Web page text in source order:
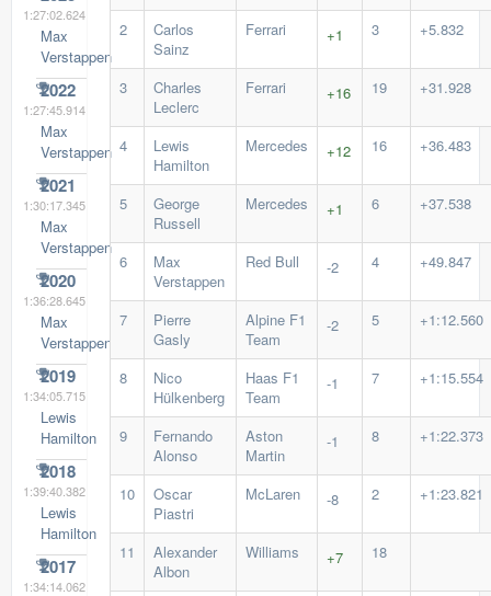
1:27:02.624
Max
Verstappen
2022
1:27:45.914
Max
Verstappen
2021
1:30:17.345
Max
Verstappen
2020
1:36:28.645
Max
Verstappen
2019
1:34:05.715
Lewis
Hamilton
2018
1:39:40.382
Lewis
Hamilton
2017
1:34:14.062
2
Carlos
Sainz
Ferrari +1 3 +5.832
3
Charles
Leclerc
Ferrari +16 19 +31.928
4
Lewis
Hamilton
Mercedes +12 16 +36.483
5
George
Russell
Mercedes +1 6 +37.538
6
Max
Verstappen
Red Bull -2 4 +49.847
7
Pierre
Gasly
Alpine F1
Team
-2 5 +1:12.560
8
Nico
Hülkenberg
Haas F1
Team
-1 7 +1:15.554
9
Fernando
Alonso
Aston
Martin
-1 8 +1:22.373
10
Oscar
Piastri
McLaren -8 2 +1:23.821
11
Alexander
Albon
Williams +7 18